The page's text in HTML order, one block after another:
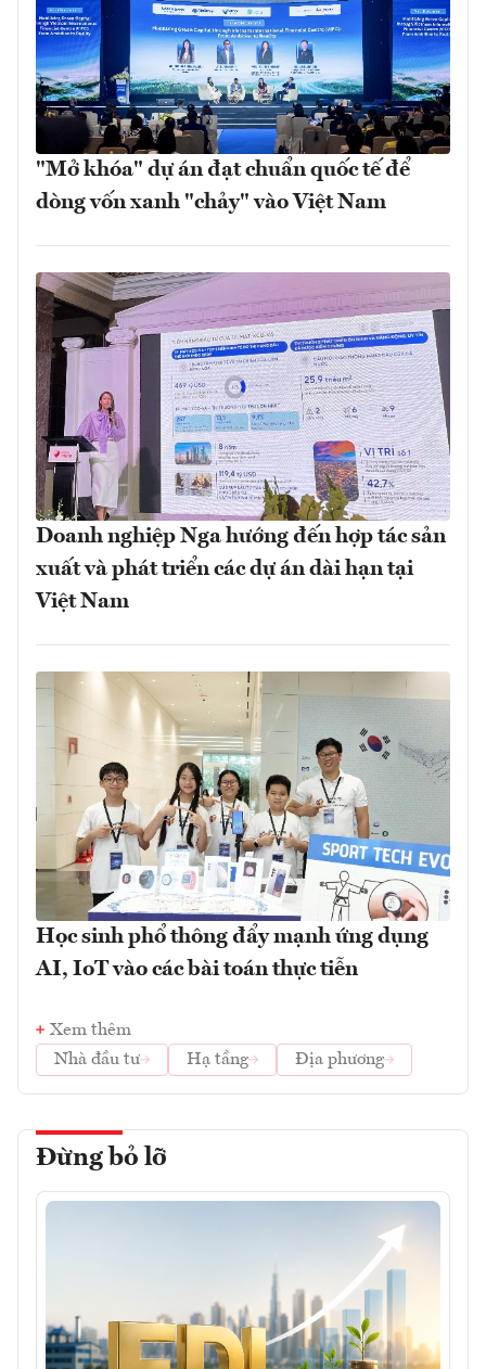
"Mở khóa" dự án đạt chuẩn quốc tế để
dòng vốn xanh "chảy" vào Việt Nam
Doanh nghiệp Nga hướng đến hợp tác sản
xuất và phát triển các dự án dài hạn tại
Việt Nam
Học sinh phổ thông đẩy mạnh ứng dụng
AI, IoT vào các bài toán thực tiễn
Xem thêm
Nhà đầu tư
Hạ tầng Địa phương
Đừng bỏ lỡ